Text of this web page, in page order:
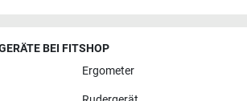
BEI FITSHOP
Ergometer